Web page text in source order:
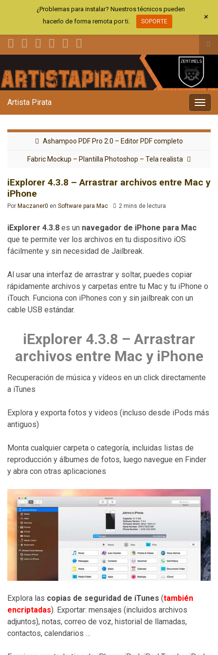
el
la
Artista Pirata
Ashampoo PDF Pro 2.0 – Editor PDF completo
Fabric Mockup – Plantilla Photoshop – Tela realista
iExplorer 4.3.8 – Arrastrar archivos entre Mac y
iPhone
Por Maczaner0 en Software para Mac 2 mins de lectura
iExplorer 4.3.8 es un navegador de iPhone para Mac
que te permite ver los archivos en tu dispositivo iOS
fácilmente y sin necesidad de Jailbreak.
Al usar una interfaz de arrastrar y soltar, puedes copiar
rápidamente archivos y carpetas entre tu Mac y tu iPhone o
iTouch. Funciona con iPhones con y sin jailbreak con un
cable USB estándar.
iExplorer 4.3.8 – Arrastrar
archivos entre Mac y iPhone
Recuperación de música y vídeos en un click directamente
a iTunes
Explora y exporta fotos y videos (incluso desde iPods más
antiguos)
Monta cualquier carpeta o categoría, incluidas listas de
reproducción y álbumes de fotos, luego navegue en Finder
y abra con otras aplicaciones
Explora las copias de seguridad de iTunes (también
encriptadas). Exportar: mensajes (incluidos archivos
adjuntos), notas, correo de voz, historial de llamadas,
contactos, calendarios …
¿Problemas para instalar? Nuestros técnicos pueden
hacerlo de forma remota por ti.
SOPORTE +